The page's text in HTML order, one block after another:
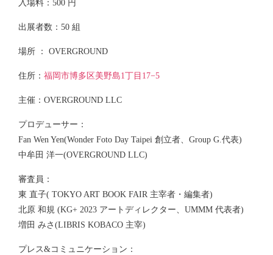
入場料：500 円
出展者数：50 組
場所 ： OVERGROUND
住所： 福岡市博多区美野島1丁目17−5
主催：OVERGROUND LLC
プロデューサー：
Fan Wen Yen(Wonder Foto Day Taipei 創立者、Group G.代表)
中牟田 洋一(OVERGROUND LLC)
審査員：
東 直子( TOKYO ART BOOK FAIR 主宰者・編集者)
北原 和規 (KG+ 2023 アートディレクター、UMMM 代表者)
増田 みさ(LIBRIS KOBACO 主宰)
プレス&コミュニケーション：